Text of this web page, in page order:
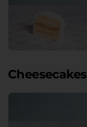
Cheesecakes